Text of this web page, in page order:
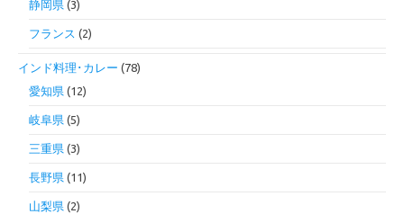
静岡県 (3)
フランス (2)
インド料理･カレー (78)
愛知県 (12)
岐阜県 (5)
三重県 (3)
長野県 (11)
山梨県 (2)